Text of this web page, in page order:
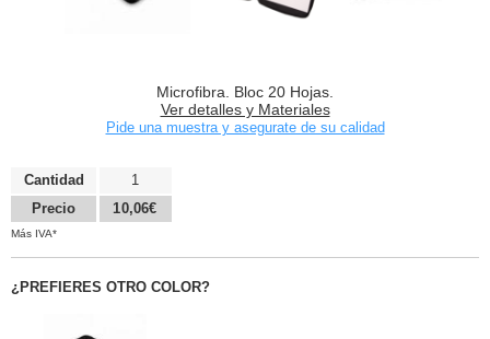
Microfibra. Bloc 20 Hojas.
Ver detalles y Materiales
Pide una muestra y asegurate de su calidad
Cantidad
Precio
1
10,06€
Más IVA*
¿PREFIERES OTRO COLOR?